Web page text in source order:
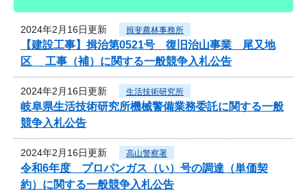
2024年2月16日更新 揖斐農林事務所
【建設工事】揖治第0521号 復旧治山事業 尾又地
区 工事（補）に関する一般競争入札公告
2024年2月16日更新 生活技術研究所
岐阜県生活技術研究所機械警備業務委託に関する一般
競争入札公告
2024年2月16日更新 高山警察署
令和6年度 プロパンガス（い）号の調達（単価契
約）に関する一般競争入札公告